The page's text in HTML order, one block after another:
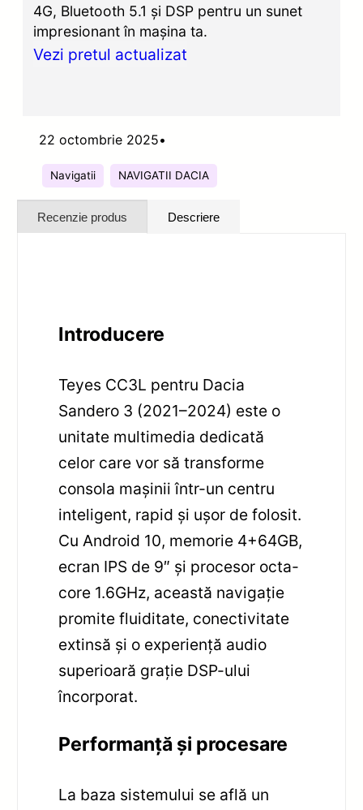
4G, Bluetooth 5.1 și DSP pentru un sunet
impresionant în mașina ta.
Vezi pretul actualizat
22 octombrie 2025•
Navigatii NAVIGATII DACIA
Recenzie produs Descriere
Introducere
Teyes CC3L pentru Dacia
Sandero 3 (2021–2024) este o
unitate multimedia dedicată
celor care vor să transforme
consola mașinii într-un centru
inteligent, rapid și ușor de folosit.
Cu Android 10, memorie 4+64GB,
ecran IPS de 9″ și procesor octa-
core 1.6GHz, această navigație
promite fluiditate, conectivitate
extinsă și o experiență audio
superioară grație DSP-ului
încorporat.
Performanță și procesare
La baza sistemului se află un